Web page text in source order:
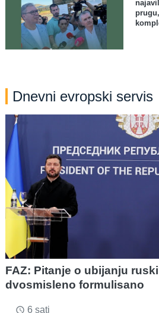
Dnevni evropski servis
FAZ: Pitanje o ubijanju
dvosmisleno formulisano
access_time 6 sati